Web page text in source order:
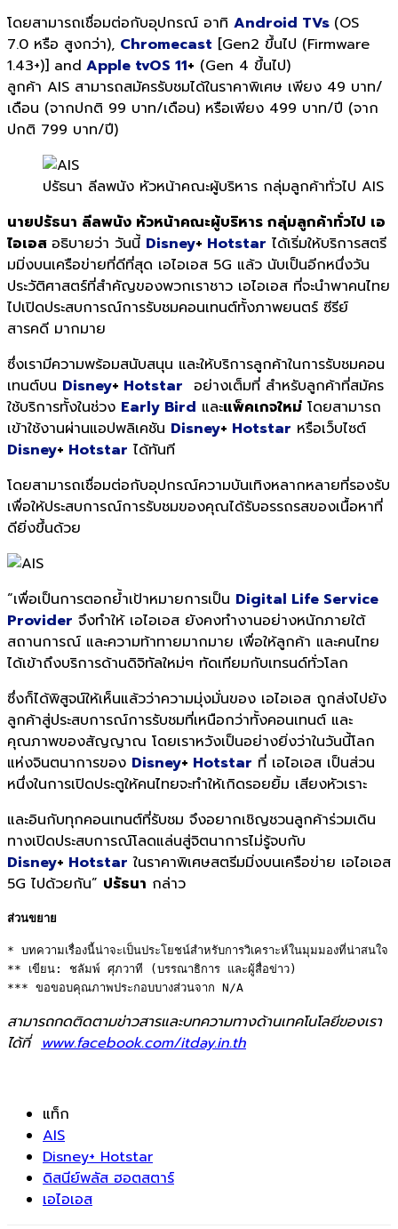
โดยสามารถเชื่อมต่อกับอุปกรณ์ อาทิ Android TVs (OS
7.0 หรือ สูงกว่า), Chromecast [Gen2 ขึ้นไป (Firmware
1.43+)] and Apple tvOS 11+ (Gen 4 ขึ้นไป)
ลูกค้า AIS สามารถสมัครรับชมได้ในราคาพิเศษ เพียง 49 บาท/
เดือน (จากปกติ 99 บาท/เดือน) หรือเพียง 499 บาท/ปี (จาก
ปกติ 799 บาท/ปี)
ปรัธนา ลีลพนัง หัวหน้าคณะผู้บริหาร กลุ่มลูกค้าทั่วไป AIS
นายปรัธนา ลีลพนัง หัวหน้าคณะผู้บริหาร กลุ่มลูกค้าทั่วไป เอ
ไอเอส อธิบายว่า วันนี้ Disney+ Hotstar ได้เริ่มให้บริการสตรี
มมิ่งบนเครือข่ายที่ดีที่สุด เอไอเอส 5G แล้ว นับเป็นอีกหนึ่งวัน
ประวัติศาสตร์ที่สำคัญของพวกเราชาว เอไอเอส ที่จะนำพาคนไทย
ไปเปิดประสบการณ์การรับชมคอนเทนต์ทั้งภาพยนตร์ ซีรีย์
สารคดี มากมาย
ซึ่งเรามีความพร้อมสนับสนุน และให้บริการลูกค้าในการรับชมคอน
เทนต์บน Disney+ Hotstar อย่างเต็มที่ สำหรับลูกค้าที่สมัคร
ใช้บริการทั้งในช่วง Early Bird และแพ็คเกจใหม่ โดยสามารถ
เข้าใช้งานผ่านแอปพลิเคชัน Disney+ Hotstar หรือเว็บไซต์
Disney+ Hotstar ได้ทันที
โดยสามารถเชื่อมต่อกับอุปกรณ์ความบันเทิงหลากหลายที่รองรับ
เพื่อให้ประสบการณ์การรับชมของคุณได้รับอรรถรสของเนื้อหาที่
ดียิ่งขึ้นด้วย
“เพื่อเป็นการตอกย้ำเป้าหมายการเป็น Digital Life Service
Provider จึงทำให้ เอไอเอส ยังคงทำงานอย่างหนักภายใต้
สถานการณ์ และความท้าทายมากมาย เพื่อให้ลูกค้า และคนไทย
ได้เข้าถึงบริการด้านดิจิทัลใหม่ๆ ทัดเทียมกับเทรนด์ทั่วโลก
ซึ่งก็ได้พิสูจน์ให้เห็นแล้วว่าความมุ่งมั่นของ เอไอเอส ถูกส่งไปยัง
ลูกค้าสู่ประสบการณ์การรับชมที่เหนือกว่าทั้งคอนเทนต์ และ
คุณภาพของสัญญาณ โดยเราหวังเป็นอย่างยิ่งว่าในวันนี้โลก
แห่งจินตนาการของ Disney+ Hotstar ที่ เอไอเอส เป็นส่วน
หนึ่งในการเปิดประตูให้คนไทยจะทำให้เกิดรอยยิ้ม เสียงหัวเราะ
และอินกับทุกคอนเทนต์ที่รับชม จึงอยากเชิญชวนลูกค้าร่วมเดิน
ทางเปิดประสบการณ์โลดแล่นสู่จิตนาการไม่รู้จบกับ
Disney+ Hotstar ในราคาพิเศษสตรีมมิ่งบนเครือข่าย เอไอเอส
5G ไปด้วยกัน” ปรัธนา กล่าว
ส่วนขยาย
* บทความเรื่องนี้น่าจะเป็นประโยชน์สำหรับการวิเคราะห์ในมุมมองที่น่าสนใจ
** เขียน: ชลัมพ์ ศุภวาที (บรรณาธิการ และผู้สื่อข่าว)
*** ขอขอบคุณภาพประกอบบางส่วนจาก N/A
สามารถกดติดตามข่าวสารและบทความทางด้านเทคโนโลยีของเรา
ได้ที่ www.facebook.com/itday.in.th
แท็ก
AIS
Disney+ Hotstar
ดิสนีย์พลัส ฮอตสตาร์
เอไอเอส